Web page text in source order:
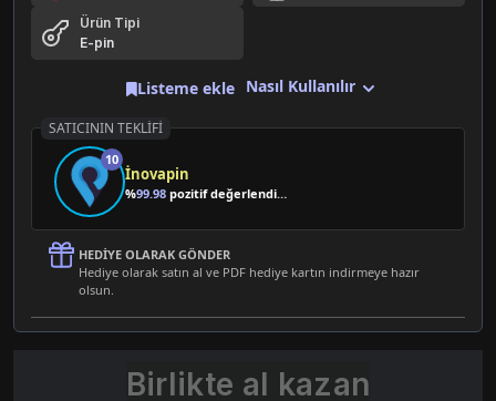
Ürün Tipi
E-pin
Nasıl Kullanılır
Listeme ekle
SATICININ TEKLIFI
10
İnovapin
%99.98 pozitif değerlendirme
HEDIYE OLARAK GÖNDER
Hediye olarak satın al ve PDF hediye kartın indirmeye hazır
olsun.
Birlikte al kazan